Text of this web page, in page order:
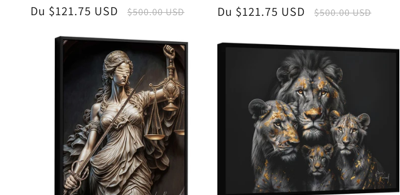
Prix
Du $121.75 USD
Prix
$500.00 USD
Prix
Du $121.75 USD
Prix
$500.00 USD